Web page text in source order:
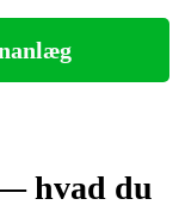
hvad du